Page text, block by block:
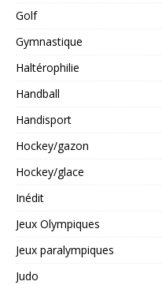
Golf
Gymnastique
Haltérophilie
Handball
Handisport
Hockey/gazon
Hockey/glace
Inédit
Jeux Olympiques
Jeux paralympiques
Judo